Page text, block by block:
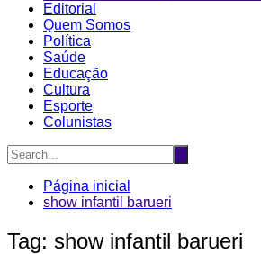
Editorial
Quem Somos
Política
Saúde
Educação
Cultura
Esporte
Colunistas
Página inicial
show infantil barueri
Tag: show infantil barueri